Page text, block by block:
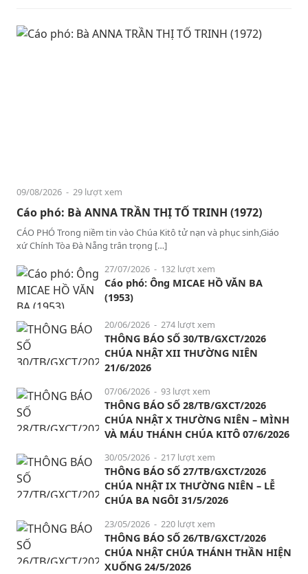
09/08/2026 - 29 lượt xem
Cáo phó: Bà ANNA TRẦN THỊ TỐ TRINH (1972)
CÁO PHÓ Trong niềm tin vào Chúa Kitô tử nạn và phục sinh,Giáo
xứ Chính Tòa Đà Nẵng trân trọng […]
27/07/2026 - 132 lượt xem
Cáo phó: Ông MICAE HỒ VĂN BA
(1953)
20/06/2026 - 274 lượt xem
THÔNG BÁO SỐ 30/TB/GXCT/2026
CHÚA NHẬT XII THƯỜNG NIÊN
21/6/2026
07/06/2026 - 93 lượt xem
THÔNG BÁO SỐ 28/TB/GXCT/2026
CHÚA NHẬT X THƯỜNG NIÊN – MÌNH
VÀ MÁU THÁNH CHÚA KITÔ 07/6/2026
30/05/2026 - 217 lượt xem
THÔNG BÁO SỐ 27/TB/GXCT/2026
CHÚA NHẬT IX THƯỜNG NIÊN – LỄ
CHÚA BA NGÔI 31/5/2026
23/05/2026 - 220 lượt xem
THÔNG BÁO SỐ 26/TB/GXCT/2026
CHÚA NHẬT CHÚA THÁNH THẦN HIỆN
XUỐNG 24/5/2026